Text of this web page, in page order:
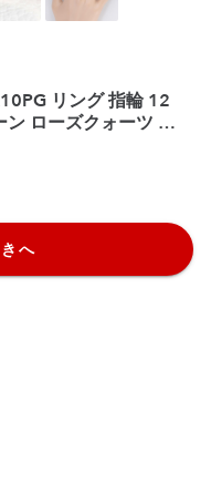
リング 指輪 12
ローズクォーツ 総
へ